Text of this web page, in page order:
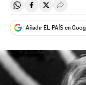
Compartir en
Compartir en
Compartir
Añadir EL PAÍS en